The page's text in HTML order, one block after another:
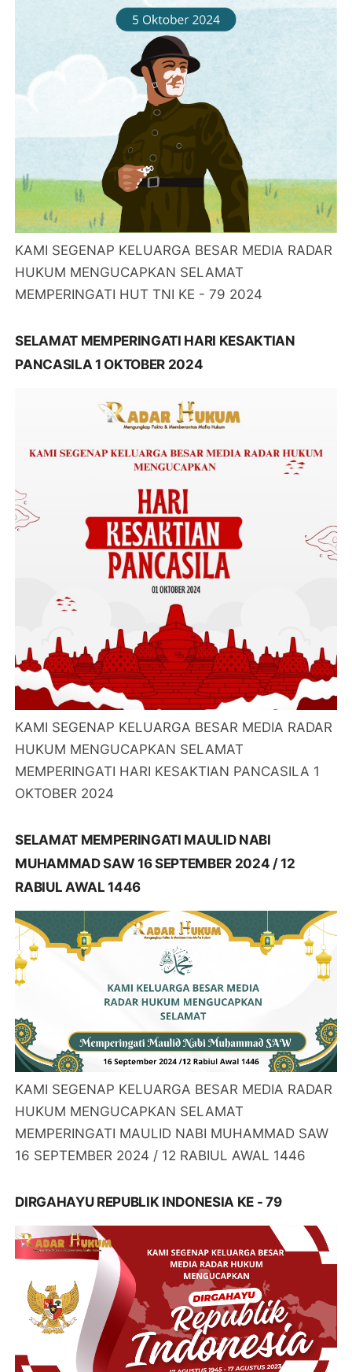
KAMI SEGENAP KELUARGA BESAR MEDIA RADAR
HUKUM MENGUCAPKAN SELAMAT
MEMPERINGATI HUT TNI KE - 79 2024
SELAMAT MEMPERINGATI HARI KESAKTIAN
PANCASILA 1 OKTOBER 2024
KAMI SEGENAP KELUARGA BESAR MEDIA RADAR
HUKUM MENGUCAPKAN SELAMAT
MEMPERINGATI HARI KESAKTIAN PANCASILA 1
OKTOBER 2024
SELAMAT MEMPERINGATI MAULID NABI
MUHAMMAD SAW 16 SEPTEMBER 2024 / 12
RABIUL AWAL 1446
KAMI SEGENAP KELUARGA BESAR MEDIA RADAR
HUKUM MENGUCAPKAN SELAMAT
MEMPERINGATI MAULID NABI MUHAMMAD SAW
16 SEPTEMBER 2024 / 12 RABIUL AWAL 1446
DIRGAHAYU REPUBLIK INDONESIA KE - 79